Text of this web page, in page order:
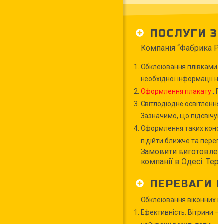
ПОСЛУГИ
Компанія “Фабрика
Обклеювання
необхідної інформації
Оформлення плакату
Світлодіодне
Зазначимо, що
Оформлення таких
підійти ближче та
Замовити
компанії в Одесі.
ПЕРЕВАГИ
Обклеювання віконних
Ефективність.